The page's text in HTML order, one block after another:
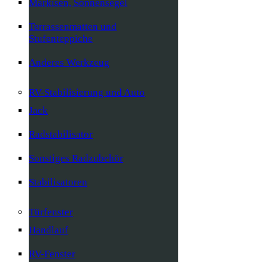
Markisen, Sonnensegel
Terrassenmatten und
Stufenteppiche
Anderes Werkzeug
RV-Stabilisierung und Auto
Jack
Radstabilisator
Sonstiges Radzubehör
Stabilisatoren
Türfenster
Handlauf
RV-Fenster